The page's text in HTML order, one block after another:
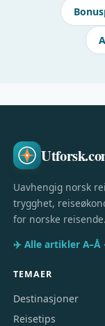
Uavhengig norsk
trygghet,
for norske reisende.
✈️ Alle artikler A–Å
TEMAER
Destinasjoner
Reisetips